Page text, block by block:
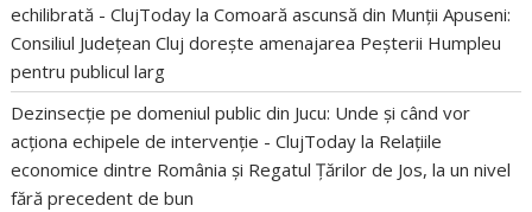
echilibrată - ClujToday laComoară ascunsă din Munții Apuseni:
Consiliul Județean Cluj dorește amenajarea Peșterii Humpleu
pentru publicul larg
Dezinsecție pe domeniul public din Jucu: Unde și când vor
acționa echipele de intervenție - ClujToday la Relațiile
economice dintre România și Regatul Țărilor de Jos, la un nivel
fără precedent de bun